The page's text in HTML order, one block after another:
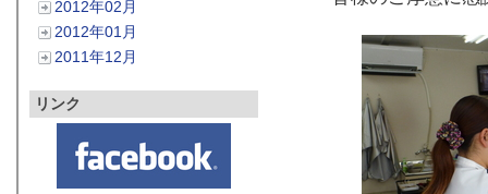
2012年02月
2012年01月
2011年12月
リンク